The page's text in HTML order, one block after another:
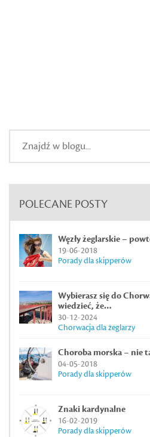
POLECANE POSTY
Węzły żeglarskie –
19-06-2018
Porady dla skipperów
Wybierasz się do
wiedzieć, że…
30-12-2024
Chorwacja dla żeglarzy
Choroba morska – nie
04-05-2018
Porady dla skipperów
Znaki kardynalne
16-02-2019
Porady dla skipperów